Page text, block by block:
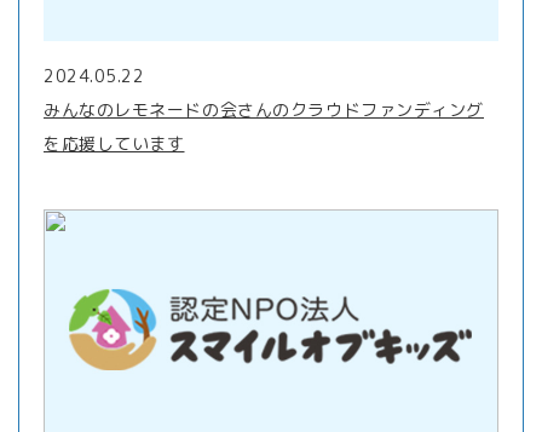
2024.05.22
みんなのレモネードの会さんのクラウドファンディング
を応援しています